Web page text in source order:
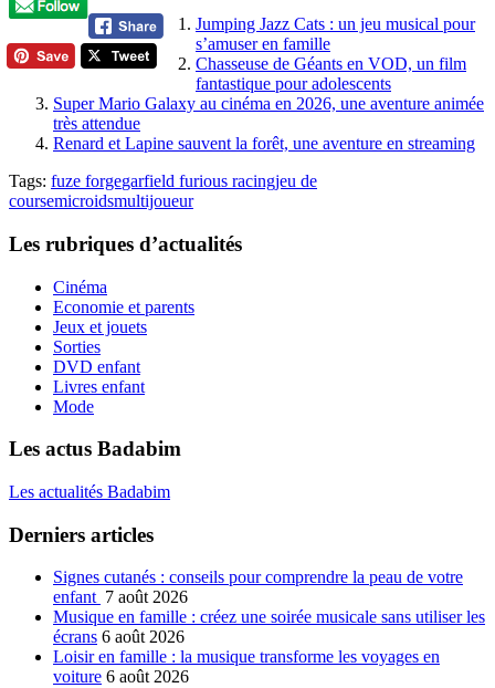
Jumping Jazz Cats : un jeu musical pour
s’amuser en famille
Chasseuse de Géants en VOD, un film
fantastique pour adolescents
Super Mario Galaxy au cinéma en 2026, une aventure animée
très attendue
Renard et Lapine sauvent la forêt, une aventure en streaming
Tags: fuze forgegarfield furious racingjeu de
coursemicroidsmultijoueur
Les rubriques d’actualités
Cinéma
Economie et parents
Jeux et jouets
Sorties
DVD enfant
Livres enfant
Mode
Les actus Badabim
Les actualités Badabim
Derniers articles
Signes cutanés : conseils pour comprendre la peau de votre
enfant 7 août 2026
Musique en famille : créez une soirée musicale sans utiliser les
écrans 6 août 2026
Loisir en famille : la musique transforme les voyages en
voiture 6 août 2026